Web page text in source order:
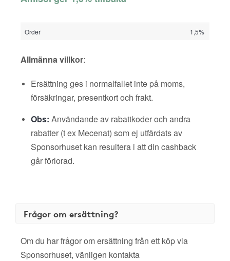
Order 1,5%
Allmänna villkor:
Ersättning ges i normalfallet inte på moms,
försäkringar, presentkort och frakt.
Obs: Användande av rabattkoder och andra
rabatter (t ex Mecenat) som ej utfärdats av
Sponsorhuset kan resultera i att din cashback
går förlorad.
Frågor om ersättning?
Om du har frågor om ersättning från ett köp via
Sponsorhuset, vänligen kontakta